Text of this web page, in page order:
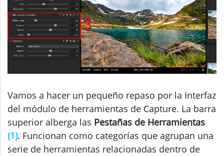
Vamos a hacer un pequeño repaso por la Interfaz
del módulo de herramientas de Capture. La barra
superior alberga las Pestañas de Herramientas
(1). Funcionan como categorías que agrupan una
serie de herramientas relacionadas dentro de